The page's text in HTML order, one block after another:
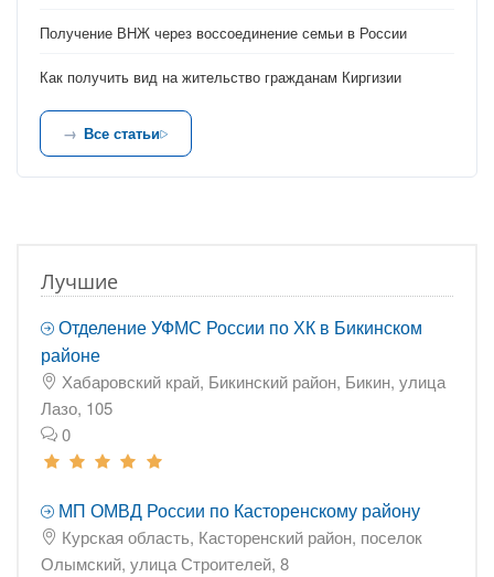
Получение ВНЖ через воссоединение семьи в России
Как получить вид на жительство гражданам Киргизии
Все статьи
Лучшие
Отделение УФМС России по ХК в Бикинском
районе
Хабаровский край, Бикинский район, Бикин, улица
Лазо, 105
0
МП ОМВД России по Касторенскому району
Курская область, Касторенский район, поселок
Олымский, улица Строителей, 8